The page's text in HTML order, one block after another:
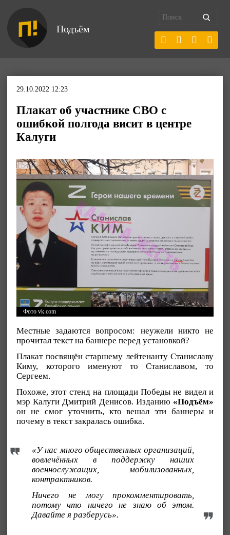
Подъём
29.10.2022 12:23
Плакат об участнике СВО с
ошибкой полгода висит в центре
Калуги
Фото vk.com
Местные задаются вопросом: неужели никто не
прочитал текст на баннере перед установкой?
Плакат посвящён старшему лейтенанту Станиславу
Киму, которого именуют то Станиславом, то
Сергеем.
Похоже, этот стенд на площади Победы не видел и
мэр Калуги Дмитрий Денисов. Изданию «Подъём»
он не смог уточнить, кто вешал эти баннеры и
почему в текст закралась ошибка.
«У нас много общественных организаций,
вовлечённых в поддержку наших
военнослужащих, мобилизованных,
контрактников.
Ничего не могу прокомментировать,
потому что ничего не знаю об этом.
Давайте я разберусь».